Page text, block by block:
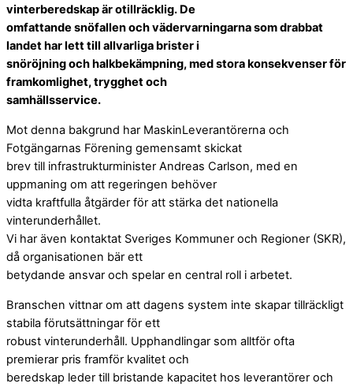
vinterberedskap är otillräcklig. De
omfattande snöfallen och vädervarningarna som drabbat
landet har lett till allvarliga brister i
snöröjning och halkbekämpning, med stora konsekvenser för
framkomlighet, trygghet och
samhällsservice.
Mot denna bakgrund har MaskinLeverantörerna och
Fotgängarnas Förening gemensamt skickat
brev till infrastrukturminister Andreas Carlson, med en
uppmaning om att regeringen behöver
vidta kraftfulla åtgärder för att stärka det nationella
vinterunderhållet.
Vi har även kontaktat Sveriges Kommuner och Regioner (SKR),
då organisationen bär ett
betydande ansvar och spelar en central roll i arbetet.
Branschen vittnar om att dagens system inte skapar tillräckligt
stabila förutsättningar för ett
robust vinterunderhåll. Upphandlingar som alltför ofta
premierar pris framför kvalitet och
beredskap leder till bristande kapacitet hos leverantörer och